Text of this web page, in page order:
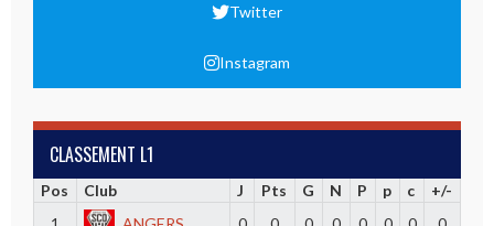
Twitter
Instagram
CLASSEMENT L1
Pos Club J Pts G N P p c
+/-